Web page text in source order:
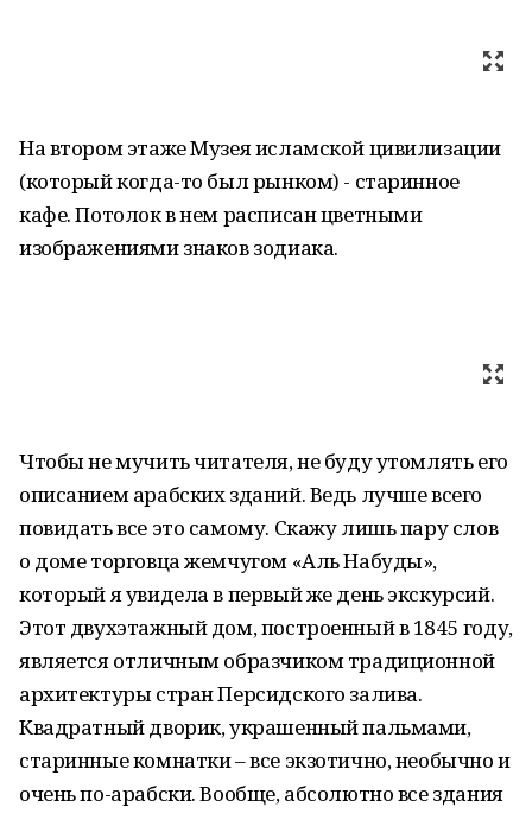
На втором этаже Музея исламской цивилизации
(который когда-то был рынком) - старинное
кафе. Потолок в нем расписан цветными
изображениями знаков зодиака.
Чтобы не мучить читателя, не буду утомлять его
описанием арабских зданий. Ведь лучше всего
повидать все это самому. Скажу лишь пару слов
о доме торговца жемчугом «Аль Набуды»,
который я увидела в первый же день экскурсий.
Этот двухэтажный дом, построенный в 1845 году,
является отличным образчиком традиционной
архитектуры стран Персидского залива.
Квадратный дворик, украшенный пальмами,
старинные комнатки – все экзотично, необычно и
очень по-арабски. Вообще, абсолютно все здания